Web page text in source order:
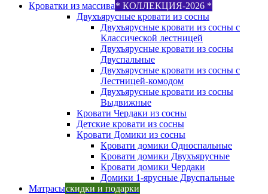
Кроватки из массива* КОЛЛЕКЦИЯ-2026 *
Двухъярусные кровати из сосны
Двухъярусные кровати из сосны с
Классической лестницей
Двухъярусные кровати из сосны
Двуспальные
Двухъярусные кровати из сосны с
Лестницей-комодом
Двухъярусные кровати из сосны
Выдвижные
Кровати Чердаки из сосны
Детские кровати из сосны
Кровати Домики из сосны
Кровати домики Односпальные
Кровати домики Двухъярусные
Кровати домики Чердаки
Домики 1-ярусные Двуспальные
Матрасыскидки и подарки